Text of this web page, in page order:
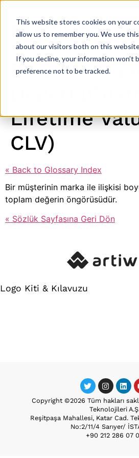
This website stores cookies on your
allow us to remember you. We use
about our visitors both on this
If you decline, your information
preference not to be tracked.
Müşteri
Lifetime
CLV)
« Back to Glossary Index
Bir müşterinin marka ile ilişkisi
toplam değerin öngörüsüdür.
« Sözlük Sayfasına Geri Dön
Logo Kiti & Kılavuzu
Copyright ©2026 Tüm hakları
Teknolojileri
Reşitpaşa Mahallesi, Katar Cad.
No:2/11/4 Sarıyer/
+90 212 286 07